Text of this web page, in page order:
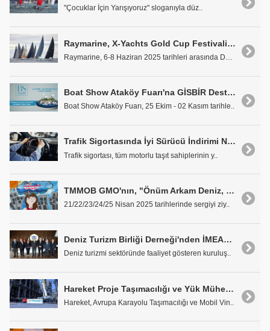
"Çocuklar İçin Yarışıyoruz" sloganıyla düz..
Raymarine, X-Yachts Gold Cup Festivali 2025'in Ana Sponsoru Oldu
Raymarine, 6-8 Haziran 2025 tarihleri arasında Dan..
Boat Show Ataköy Fuarı'na GİSBİR Desteği
Boat Show Ataköy Fuarı, 25 Ekim - 02 Kasım tarihle..
Trafik Sigortasında İyi Sürücü İndirimi Nasıl Kazanılır?
Trafik sigortası, tüm motorlu taşıt sahiplerinin y..
TMMOB GMO'nın, "Önüm Arkam Deniz, Sağım Solum Gemi" Resim Yarışması
21/22/23/24/25 Nisan 2025 tarihlerinde sergiyi ziy..
Deniz Turizm Birliği Derneği'nden İMEAK Deniz Ticaret Odası'na Ziyaret
Deniz turizmi sektöründe faaliyet gösteren kuruluş..
Hareket Proje Taşımacılığı ve Yük Mühendisliği, 3 Ayrı Kategoride Finale Kaldı
Hareket, Avrupa Karayolu Taşımacılığı ve Mobil Vin..